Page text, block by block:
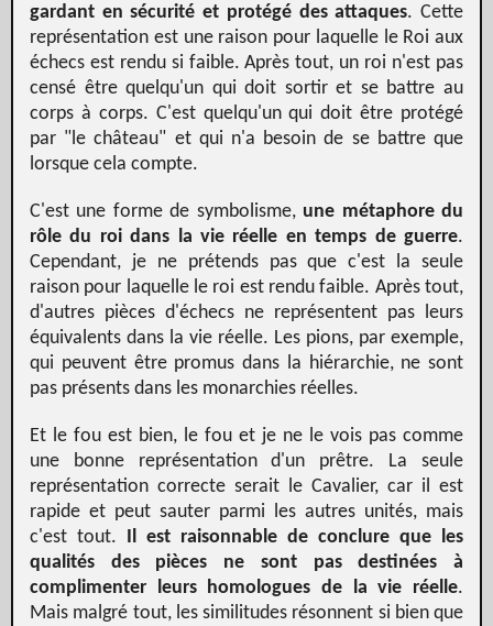
gardant en sécurité et protégé des attaques. Cette
représentation est une raison pour laquelle le Roi aux
échecs est rendu si faible. Après tout, un roi n'est pas
censé être quelqu'un qui doit sortir et se battre au
corps à corps. C'est quelqu'un qui doit être protégé
par "le château" et qui n'a besoin de se battre que
lorsque cela compte.
C'est une forme de symbolisme, une métaphore du
rôle du roi dans la vie réelle en temps de guerre.
Cependant, je ne prétends pas que c'est la seule
raison pour laquelle le roi est rendu faible. Après tout,
d'autres pièces d'échecs ne représentent pas leurs
équivalents dans la vie réelle. Les pions, par exemple,
qui peuvent être promus dans la hiérarchie, ne sont
pas présents dans les monarchies réelles.
Et le fou est bien, le fou et je ne le vois pas comme
une bonne représentation d'un prêtre. La seule
représentation correcte serait le Cavalier, car il est
rapide et peut sauter parmi les autres unités, mais
c'est tout. Il est raisonnable de conclure que les
qualités des pièces ne sont pas destinées à
complimenter leurs homologues de la vie réelle.
Mais malgré tout, les similitudes résonnent si bien que